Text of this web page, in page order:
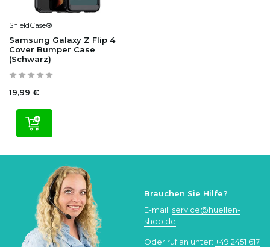
ShieldCase®
Samsung Galaxy Z Flip 4
Cover Bumper Case
(Schwarz)
19,99 €
Brauchen Sie Hilfe?
E-mail: service@huellen-
shop.de
Oder ruf an unter: +49 2451 617